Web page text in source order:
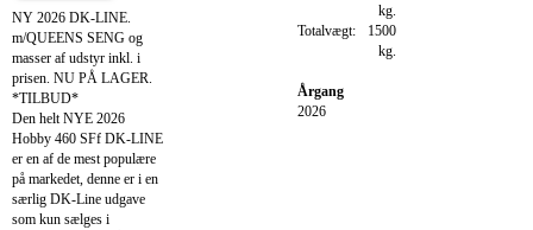
NY 2026 DK-LINE.
m/QUEENS SENG og
masser af udstyr inkl. i
prisen. NU PÅ LAGER.
*TILBUD*
Den helt NYE 2026
Hobby 460 SFf DK-LINE
er en af de mest populære
på markedet, denne er i en
særlig DK-Line udgave
som kun sælges i
kg.
Totalvægt:
1500
kg.
Årgang
2026